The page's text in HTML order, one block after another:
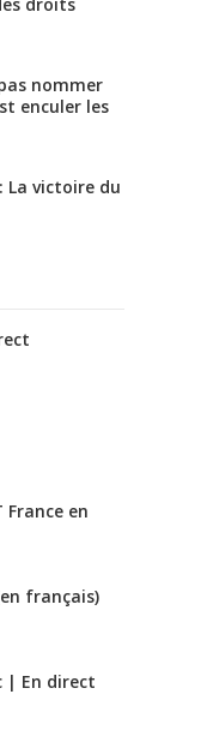
nommer
enculer les
La victoire du
France en
français)
| En direct